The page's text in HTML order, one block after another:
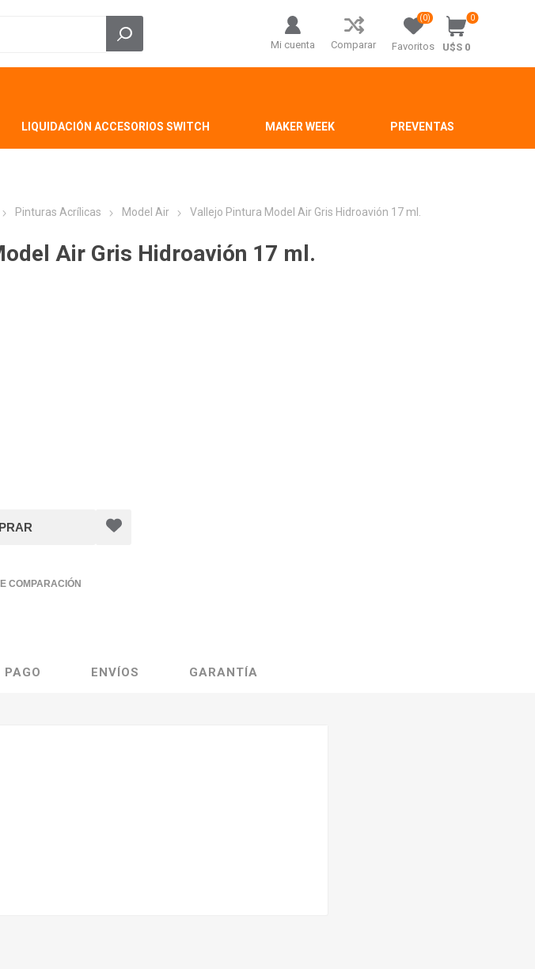
Mi cuenta Comparar Favoritos
(0) 0
U$S 0
LIQUIDACIÓN ACCESORIOS SWITCH MAKER WEEK PREVENTAS
Pinturas Acrílicas Model Air Vallejo Pintura Model Air Gris Hidroavión 17 ml.
Air Gris Hidroavión 17 ml.
COMPARACIÓN
PAGO ENVÍOS GARANTÍA